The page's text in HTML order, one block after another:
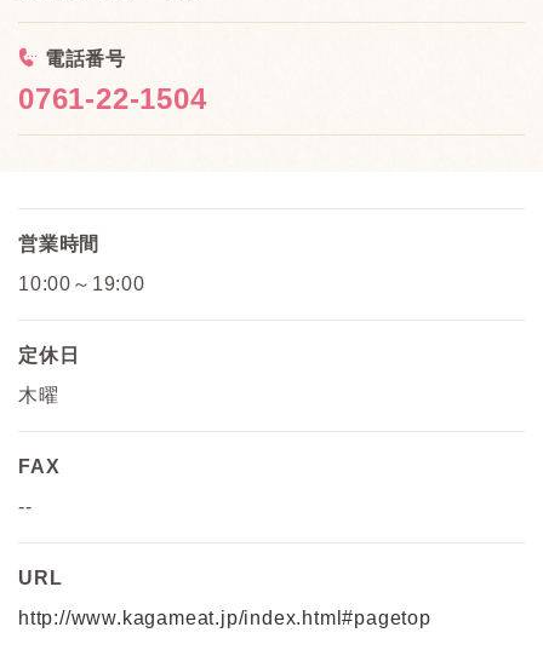
< 電話番号
0761-22-1504
営業時間
10:00～19:00
定休日
木曜
FAX
--
URL
http://www.kagameat.jp/index.html#pagetop